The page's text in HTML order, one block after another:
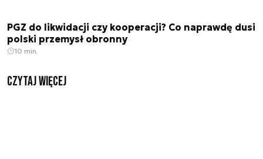
PGZ do likwidacji czy kooperacji? Co naprawdę dusi
polski przemysł obronny
10 min.
czytaj więcej